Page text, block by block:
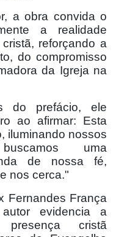
a obra convida o
a realidade
reforçando a
do compromisso
da Igreja na
do prefácio, ele
ao afirmar: Esta
iluminando nossos
uma
de nossa fé,
nos cerca."
Fernandes França
evidencia a
cristã